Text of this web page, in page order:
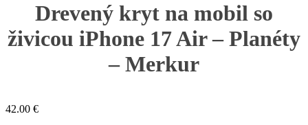
Drevený kryt na mobil so
živicou iPhone 17 Air – Planéty
– Merkur
42.00 €